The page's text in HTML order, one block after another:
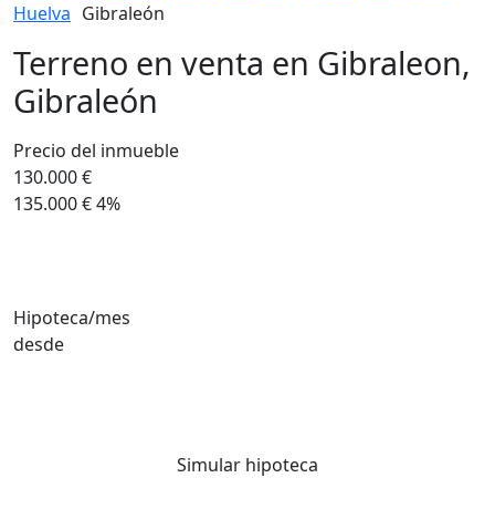
Huelva Gibraleón
Terreno en venta en Gibraleon,
Gibraleón
Precio del inmueble
130.000 €
135.000 €4%
Hipoteca/mes
desde
Simular hipoteca